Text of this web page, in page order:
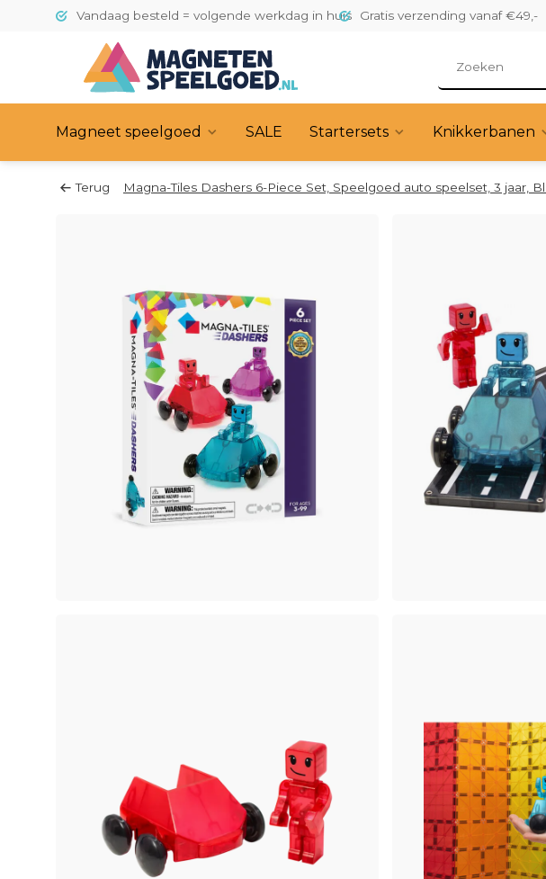
Vandaag besteld = volgende werkdag in huis Gratis verzending vanaf €49,-
Magneet speelgoed SALE Startersets Knikkerbanen
Terug Magna-Tiles Dashers 6-Piece Set, Speelgoed auto speelset, 3 jaar,